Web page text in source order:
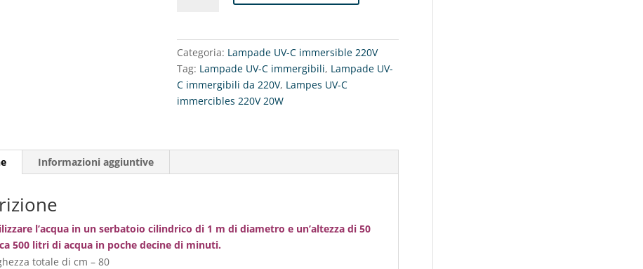
220Lampade
immercibles
quantità
Categoria: Lampade UV-C immersible 220V
Tag: Lampade UV-C immergibili, Lampade UV-
C immergibili da 220V, Lampes UV-C
immercibles 220V 20W
Informazioni aggiuntive
l’acqua in un serbatoio cilindrico di 1 m di diametro e un’altezza di 50
500 litri di acqua in poche decine di minuti.
totale di cm – 80